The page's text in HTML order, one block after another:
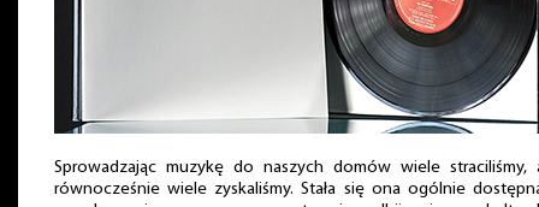
Sprowadzając muzykę do naszych domów wiele straciliśmy,
równocześnie wiele zyskaliśmy. Stała się ona ogólnie